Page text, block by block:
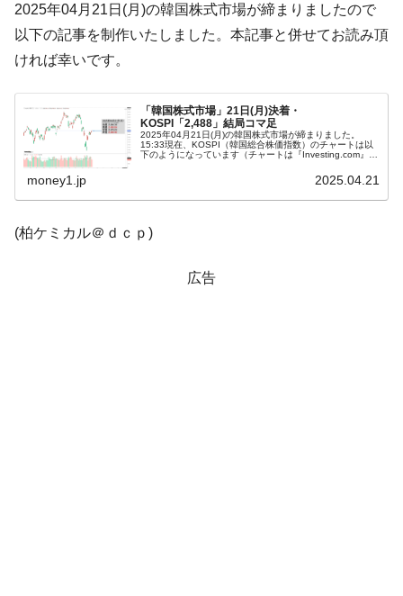
韓国で猛暑。南東部では干ばつ
『Money1』
「KDDX」1番艦、2032年竣工と公示
【対日本円】ウォン安が急進！ 日米の協調
に韓国がいっちょがみしたのでは。
『Money1』
韓国政府『BYD』車への補助金を全廃 ⇒ 実
は韓国で『BYD』車は売れている。6カ月で対前年同期比
1.9倍！
く空港に詰めかけ「出て行け！」「極右勢力」のプラカー
韓国政府「2035年までに18.4GW規模のAIデ
2025年04月21日(月)の韓国株式市場が締まりましたので
以下の記事を制作いたしました。本記事と併せてお読み頂
ければ幸いです。
「韓国株式市場」21日(月)決着・
KOSPI「2,488」結局コマ足
2025年04月21日(月)の韓国株式市場が締まりました。
15:33現在、KOSPI（韓国総合株価指数）のチャートは以
下のようになっています（チャートは『Investing.com』よ
money1.jp 2025.04.21
(柏ケミカル＠ｄｃｐ)
広告